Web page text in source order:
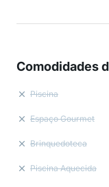
Comodidades
Piscina
Espaço Gourmet
Brinquedoteca
Piscina Aquecida